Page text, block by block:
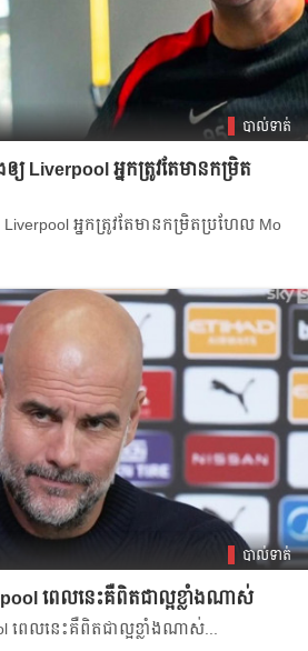
បាល់ទាត់
យ​ Liverpool អ្នក​ត្រូវ​តែ​មាន​កម្រិត​
អ្នក​ត្រូវ​តែ​មាន​កម្រិត​ប្រហែល​ Mo
បាល់ទាត់
ពេល​នេះ​គឺ​ពិត​ជា​ល្អ​ខ្លាំង​ណាស់​
ពេល​នេះ​គឺ​ពិត​ជា​ល្អ​ខ្លាំង​ណាស់...